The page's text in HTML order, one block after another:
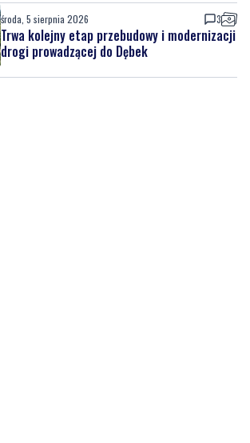
środa, 5 sierpnia 2026 3
Trwa kolejny etap przebudowy i modernizacji
drogi prowadzącej do Dębek